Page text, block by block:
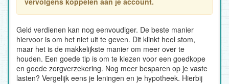
Geld verdienen kan nog eenvoudiger. De beste manier
hiervoor is om het niet uit te geven. Dit klinkt heel stom,
maar het is de makkelijkste manier om meer over te
houden. Een goede tip is om te kiezen voor een goedkope
en goede zorgverzekering. Nog meer besparen op je vaste
lasten? Vergelijk eens je leningen en je hypotheek. Hierbij